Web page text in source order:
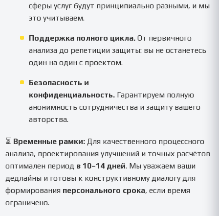
сферы услуг будут принципиально разными, и мы
это учитываем.
Поддержка полного цикла. От первичного
анализа до репетиции защиты: вы не останетесь
один на один с проектом.
Безопасность и
конфиденциальность. Гарантируем полную
анонимность сотрудничества и защиту вашего
авторства.
⏳ Временные рамки: Для качественного процессного
анализа, проектирования улучшений и точных расчётов
оптимален период в 10–14 дней. Мы уважаем ваши
дедлайны и готовы к конструктивному диалогу для
формирования персонального срока, если время
ограничено.